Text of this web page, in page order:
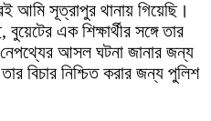
আমি সূত্রাপুর থানায় গিয়েছি।
এক শিক্ষার্থীর সঙ্গে তার
আসল ঘটনা জানার জন্য
বিচার নিশ্চিত করার জন্য পুলিশ